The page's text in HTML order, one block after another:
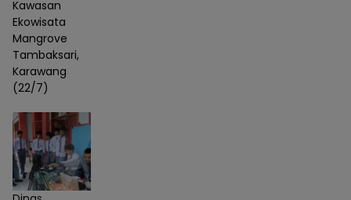
Kawasan
Ekowisata
Mangrove
Tambaksari,
Karawang
(22/7)